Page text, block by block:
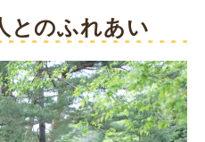
とのふれあい